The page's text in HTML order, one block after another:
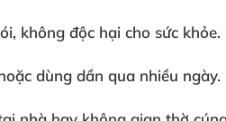
không độc hại cho sức khỏe.
dùng dần qua nhiều ngày.